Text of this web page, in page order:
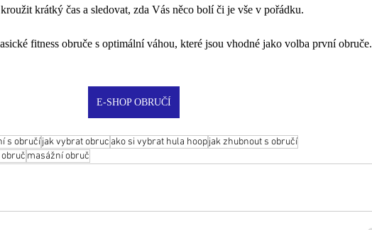
krátký čas a sledovat, zda Vás něco bolí či je vše v pořádku.
fitness obruče s optimální váhou, které jsou vhodné jako volba první obruče.
E-SHOP OBRUČÍ
s obručíjak vybrat obruc ako si vybrat hula hoopjak zhubnout s obručí
masážní obruč